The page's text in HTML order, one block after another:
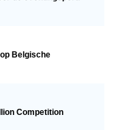
Belgische
Competition